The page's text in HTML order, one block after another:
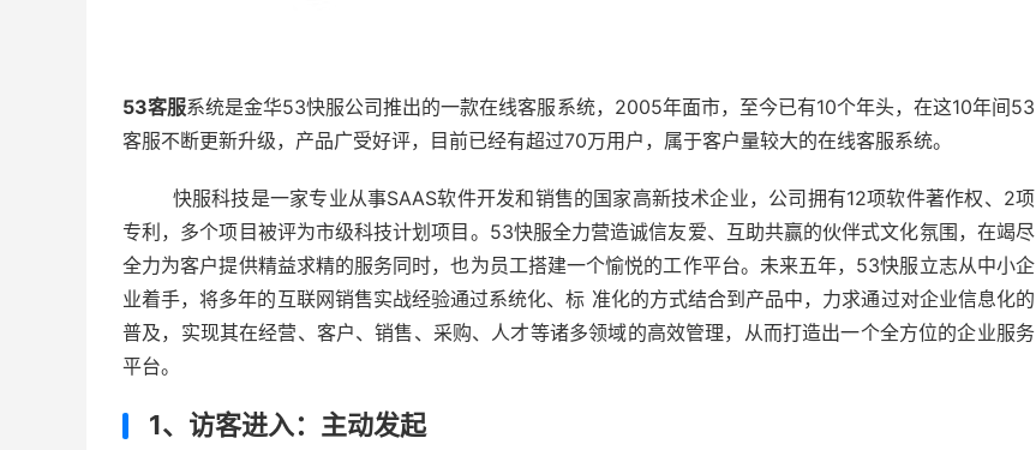
53客服系统是金华53快服公司推出的一款在线客服系统，2005年面市，至今已有10个年头，在这10年间53
客服不断更新升级，产品广受好评，目前已经有超过70万用户，属于客户量较大的在线客服系统。
快服科技是一家专业从事SAAS软件开发和销售的国家高新技术企业，公司拥有12项软件著作权、2项
专利，多个项目被评为市级科技计划项目。53快服全力营造诚信友爱、互助共赢的伙伴式文化氛围，在竭尽
全力为客户提供精益求精的服务同时，也为员工搭建一个愉悦的工作平台。未来五年，53快服立志从中小企
业着手，将多年的互联网销售实战经验通过系统化、标 准化的方式结合到产品中，力求通过对企业信息化的
普及，实现其在经营、客户、销售、采购、人才等诸多领域的高效管理，从而打造出一个全方位的企业服务
平台。
1、访客进入：主动发起